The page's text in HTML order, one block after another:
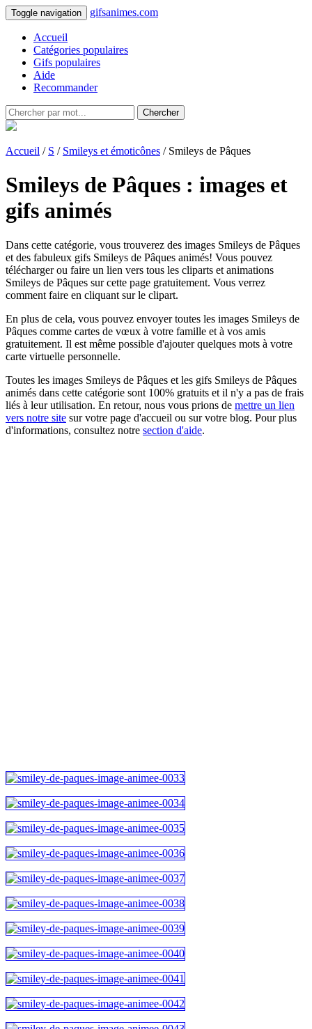
Toggle navigation gifsanimes.com
Accueil
Catégories populaires
Gifs populaires
Aide
Recommander
Chercher
Accueil / S / Smileys et émoticônes / Smileys de Pâques
Smileys de Pâques : images et
gifs animés
Dans cette catégorie, vous trouverez des images Smileys de Pâques
et des fabuleux gifs Smileys de Pâques animés! Vous pouvez
télécharger ou faire un lien vers tous les cliparts et animations
Smileys de Pâques sur cette page gratuitement. Vous verrez
comment faire en cliquant sur le clipart.
En plus de cela, vous pouvez envoyer toutes les images Smileys de
Pâques comme cartes de vœux à votre famille et à vos amis
gratuitement. Il est même possible d'ajouter quelques mots à votre
carte virtuelle personnelle.
Toutes les images Smileys de Pâques et les gifs Smileys de Pâques
animés dans cette catégorie sont 100% gratuits et il n'y a pas de frais
liés à leur utilisation. En retour, nous vous prions de mettre un lien
vers notre site sur votre page d'accueil ou sur votre blog. Pour plus
d'informations, consultez notre section d'aide.